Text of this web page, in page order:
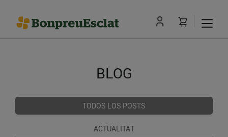
BLOG
TODOS LOS POSTS
ACTUALITAT